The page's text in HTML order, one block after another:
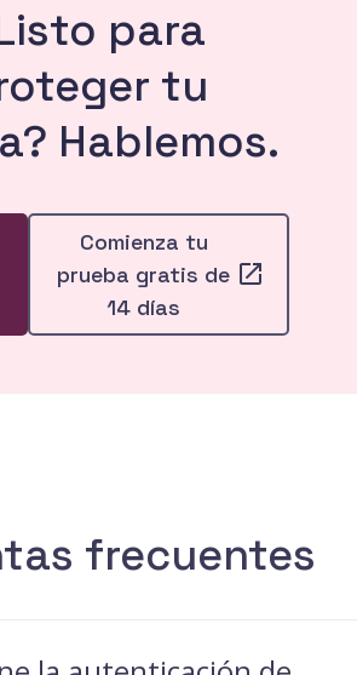
para
tu
Hablemos.
Comienza tu
prueba gratis de
14 días
frecuentes